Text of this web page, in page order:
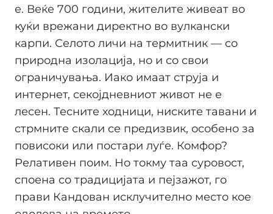
е. Веќе 700 години, жителите живеат во
куќи врежани директно во вулкански
карпи. Селото личи на термитник — со
природна изолација, но и со свои
ограничувања. Иако имаат струја и
интернет, секојдневниот живот не е
лесен. Тесните ходници, ниските тавани и
стрмните скали се предизвик, особено за
повисоки или постари луѓе. Комфор?
Релативен поим. Но токму таа суровост,
споена со традицијата и пејзажот, го
прави Кандован исклучително место кое